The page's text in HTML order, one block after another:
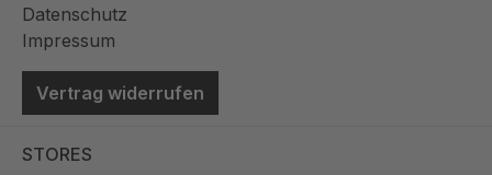
Datenschutz
Impressum
Vertrag widerrufen
STORES